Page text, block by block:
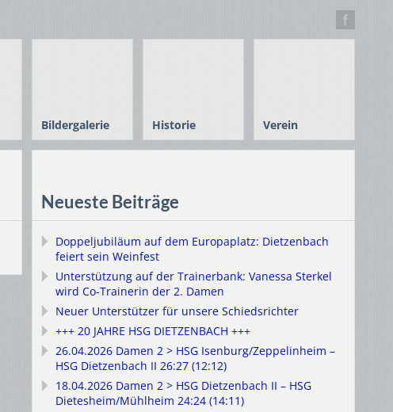
Bildergalerie Historie Verein
Neueste Beiträge
Doppeljubiläum auf dem Europaplatz: Dietzenbach
feiert sein Weinfest
Unterstützung auf der Trainerbank: Vanessa Sterkel
wird Co-Trainerin der 2. Damen
Neuer Unterstützer für unsere Schiedsrichter
+++ 20 JAHRE HSG DIETZENBACH +++
26.04.2026 Damen 2 > HSG Isenburg/Zeppelinheim –
HSG Dietzenbach II 26:27 (12:12)
18.04.2026 Damen 2 > HSG Dietzenbach II – HSG
Dietesheim/Mühlheim 24:24 (14:11)